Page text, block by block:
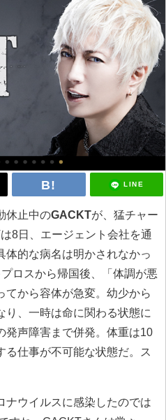
LINE
休止中のGACKTが、猛チャー
8日、エージェント会社を通
体的な病名は明かされなかっ
ロスから帰国後、「体調が悪
てから容体が急変。幼少から
り、一時は命に関わる状態に
発声障害まで併発。体重は10
る仕事が不可能な状態だ。ス
ナウイルスに感染したのでは